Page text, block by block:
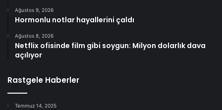
Ağustos 9, 2026
Hormonlu notlar hayallerini çaldı
Ağustos 8, 2026
Netflix ofisinde film gibi soygun: Milyon dolarlık dava
açılıyor
Rastgele Haberler
Temmuz 14, 2025